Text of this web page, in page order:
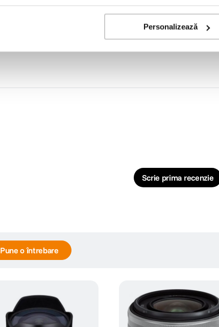
Personalizează
Scrie prima recenzie
Pune o întrebare